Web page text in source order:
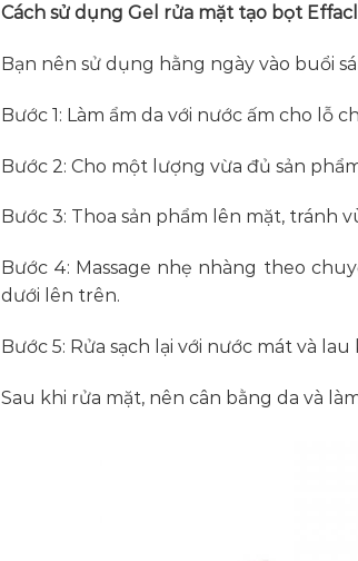
Cách sử dụng Gel rửa mặt tạo bọt
Bạn nên sử dụng hằng ngày vào buổi
Bước 1: Làm ẩm da với nước ấm cho lỗ
Bước 2: Cho một lượng vừa đủ sản
Bước 3: Thoa sản phẩm lên mặt, tránh
Bước 4: Massage nhẹ nhàng theo
dưới lên trên.
Bước 5: Rửa sạch lại với nước mát và lau
Sau khi rửa mặt, nên cân bằng da và